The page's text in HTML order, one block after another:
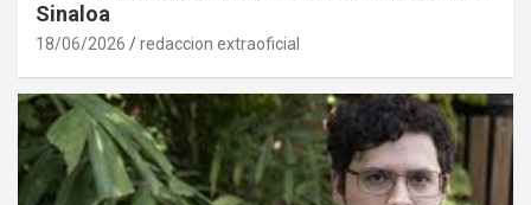
Sinaloa
18/06/2026 redaccion extraoficial